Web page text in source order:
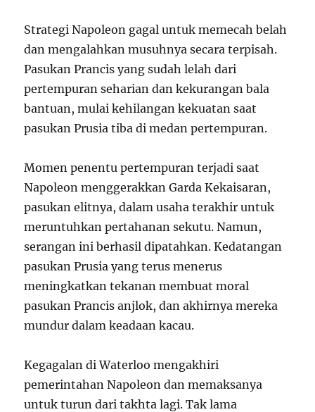
Strategi Napoleon gagal untuk memecah belah
dan mengalahkan musuhnya secara terpisah.
Pasukan Prancis yang sudah lelah dari
pertempuran seharian dan kekurangan bala
bantuan, mulai kehilangan kekuatan saat
pasukan Prusia tiba di medan pertempuran.
Momen penentu pertempuran terjadi saat
Napoleon menggerakkan Garda Kekaisaran,
pasukan elitnya, dalam usaha terakhir untuk
meruntuhkan pertahanan sekutu. Namun,
serangan ini berhasil dipatahkan. Kedatangan
pasukan Prusia yang terus menerus
meningkatkan tekanan membuat moral
pasukan Prancis anjlok, dan akhirnya mereka
mundur dalam keadaan kacau.
Kegagalan di Waterloo mengakhiri
pemerintahan Napoleon dan memaksanya
untuk turun dari takhta lagi. Tak lama